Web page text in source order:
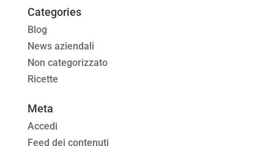
Categories
Blog
News aziendali
Non categorizzato
Ricette
Meta
Accedi
Feed dei contenuti